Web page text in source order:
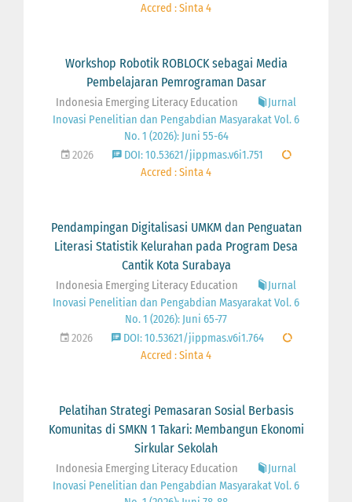
Accred : Sinta 4
Workshop Robotik ROBLOCK sebagai Media
Pembelajaran Pemrograman Dasar
Indonesia Emerging Literacy Education
Jurnal
Inovasi Penelitian dan Pengabdian Masyarakat Vol. 6
No. 1 (2026): Juni 55-64
2026
DOI: 10.53621/jippmas.v6i1.751
Accred : Sinta 4
Pendampingan Digitalisasi UMKM dan Penguatan
Literasi Statistik Kelurahan pada Program Desa
Cantik Kota Surabaya
Indonesia Emerging Literacy Education
Jurnal
Inovasi Penelitian dan Pengabdian Masyarakat Vol. 6
No. 1 (2026): Juni 65-77
2026
DOI: 10.53621/jippmas.v6i1.764
Accred : Sinta 4
Pelatihan Strategi Pemasaran Sosial Berbasis
Komunitas di SMKN 1 Takari: Membangun Ekonomi
Sirkular Sekolah
Indonesia Emerging Literacy Education
Jurnal
Inovasi Penelitian dan Pengabdian Masyarakat Vol. 6